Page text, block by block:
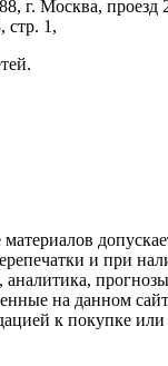
г. Москва, проезд
1,
и при
на данном
к покупке